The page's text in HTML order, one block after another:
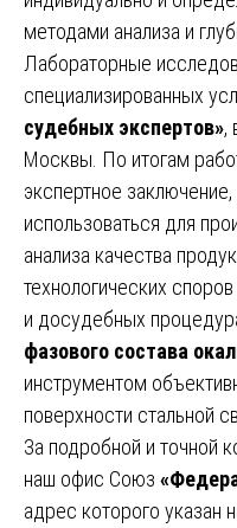
методами анализа и
Лабораторные
специализированных
судебных экспертов»,
Москвы. По итогам
экспертное
использоваться для
анализа качества
технологических
и досудебных
фазового состава
инструментом
поверхности стальной
За подробной и точной
наш офис Союз
адрес которого указан